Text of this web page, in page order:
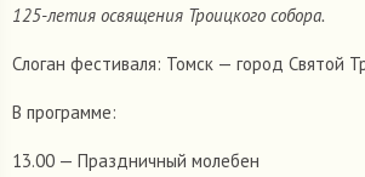
125-летия освящения Троицкого собора.
Слоган фестиваля: Томск — город Святой
В программе:
13.00 — Праздничный молебен